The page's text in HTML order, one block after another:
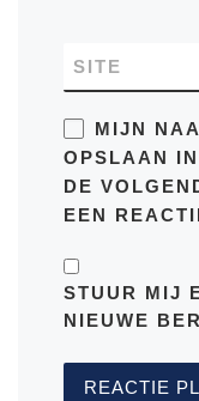
SITE
MIJN
OPSLAAN
DE
EEN
STUUR MIJ
NIEUWE